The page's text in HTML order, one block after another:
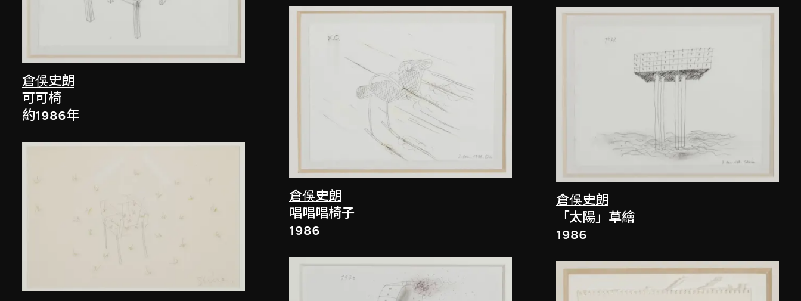
倉俁史朗
可可椅
約1986年
倉俁史朗
唱唱唱椅子
1986
倉俁史朗
「太陽」草繪
1986